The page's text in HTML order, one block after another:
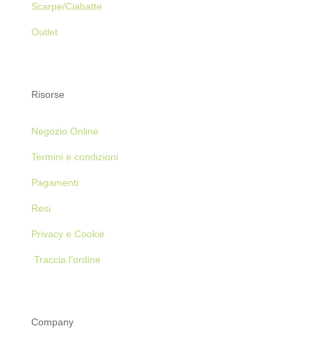
Scarpe/Ciabatte
Outlet
Risorse
Negozio Online
Termini e condizioni
Pagamenti
Resi
Privacy e Cookie
Traccia l’ordine
Company